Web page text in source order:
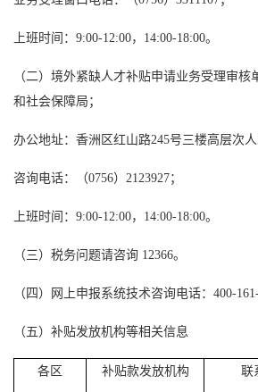
上班时间：9:00-12:00，14:00-18:00。
（二）境外紧缺人才补贴申请业务受理审核
和社会保障局；
办公地址：香洲区红山路245号三楼高层次人
咨询电话：（0756）2123927；
上班时间：9:00-12:00，14:00-18:00。
（三）税务问题请咨询 12366。
（四）网上申报系统技术咨询电话：400-161-
（五）补贴发放机构等相关信息
各区 补贴款发放机构 联